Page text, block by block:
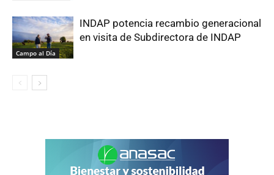
Campo al Día
INDAP potencia recambio generacional
en visita de Subdirectora de INDAP